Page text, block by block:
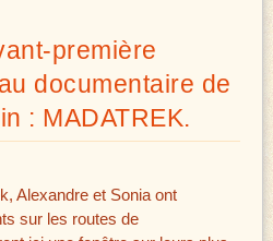
première
documentaire de
: MADATREK.
Alexandre et Sonia ont
sur les routes de